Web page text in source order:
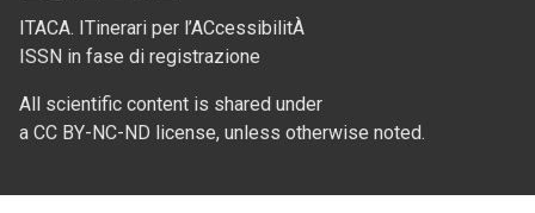
ITACA. ITinerari per l’ACcessibilitÀ
ISSN in fase di registrazione
All scientific content is shared under
a CC BY-NC-ND license, unless otherwise noted.